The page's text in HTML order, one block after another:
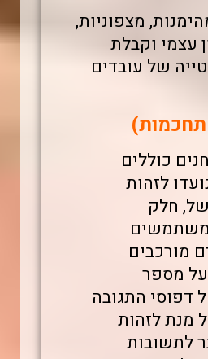
מצפוניות,
עצמי וקבלת
של עובדים
כוללים
לזהות
חלק
מורכבים
מספר
דפוסי התגובה
מנת לזהות
לתשובות